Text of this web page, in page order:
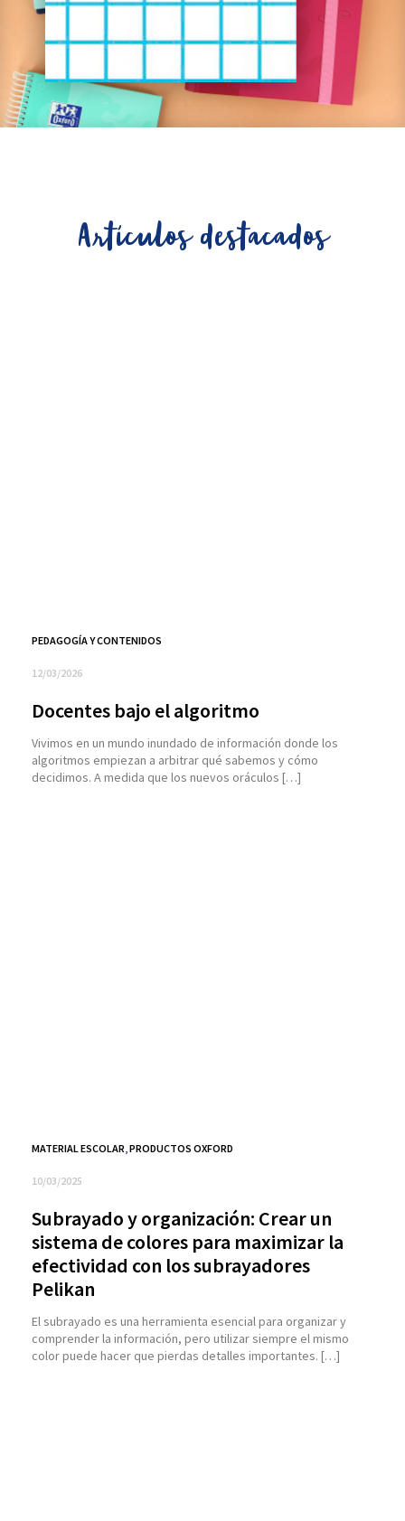
Artículos destacados
PEDAGOGÍA Y CONTENIDOS
12/03/2026
Docentes bajo el algoritmo
Vivimos en un mundo inundado de información donde los
algoritmos empiezan a arbitrar qué sabemos y cómo
decidimos. A medida que los nuevos oráculos […]
MATERIAL ESCOLAR,PRODUCTOS OXFORD
10/03/2025
Subrayado y organización: Crear un
sistema de colores para maximizar la
efectividad con los subrayadores
Pelikan
El subrayado es una herramienta esencial para organizar y
comprender la información, pero utilizar siempre el mismo
color puede hacer que pierdas detalles importantes. […]